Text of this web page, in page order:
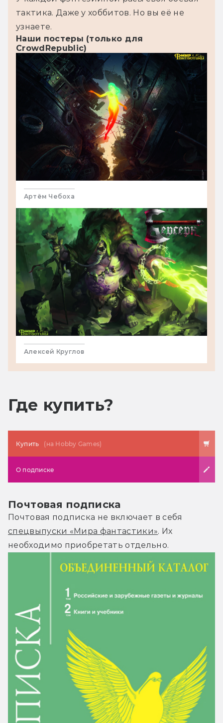
тактика. Даже у хоббитов. Но вы её не
узнаете.
Наши постеры (только для
CrowdRepublic)
Артём Чебоха
Алексей Круглов
Где купить?
Купить (на Hobby Games)
О подписке
Почтовая подписка
Почтовая подписка не включает в себя
спецвыпуски «Мира фантастики». Их
необходимо приобретать отдельно.